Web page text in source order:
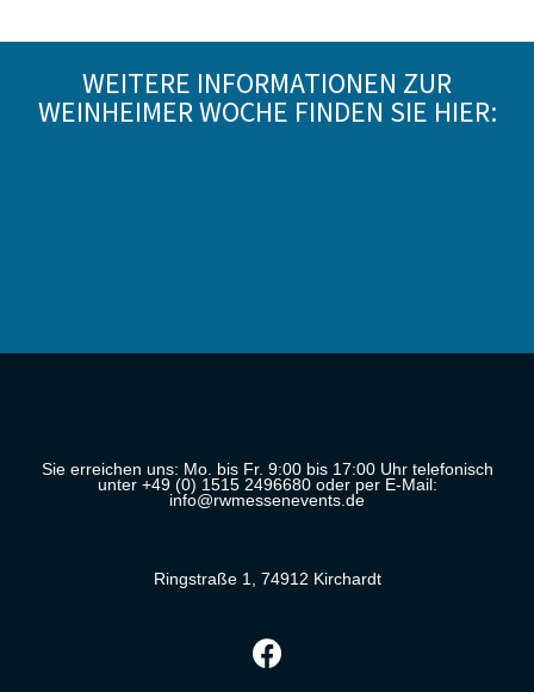
WEITERE INFORMATIONEN ZUR
WEINHEIMER WOCHE FINDEN SIE HIER:
Sie erreichen uns: Mo. bis Fr. 9:00 bis 17:00 Uhr telefonisch
unter +49 (0) 1515 2496680oder per E-Mail:
info@rwmessenevents.de
Ringstraße 1, 74912 Kirchardt